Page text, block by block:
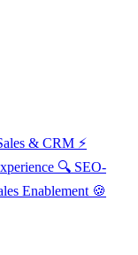
& CRM ⚡
🔍 SEO-
Enablement 🍪